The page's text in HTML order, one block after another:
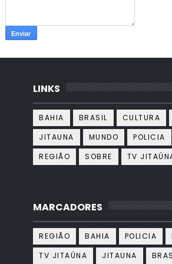
LINKS
BAHIA BRASIL CULTURA
JITAUNA
MUNDO POLICIA
REGIÃO
SOBRE TV
MARCADORES
REGIÃO BAHIA POLICIA
TV JITAÚNA
JITAUNA